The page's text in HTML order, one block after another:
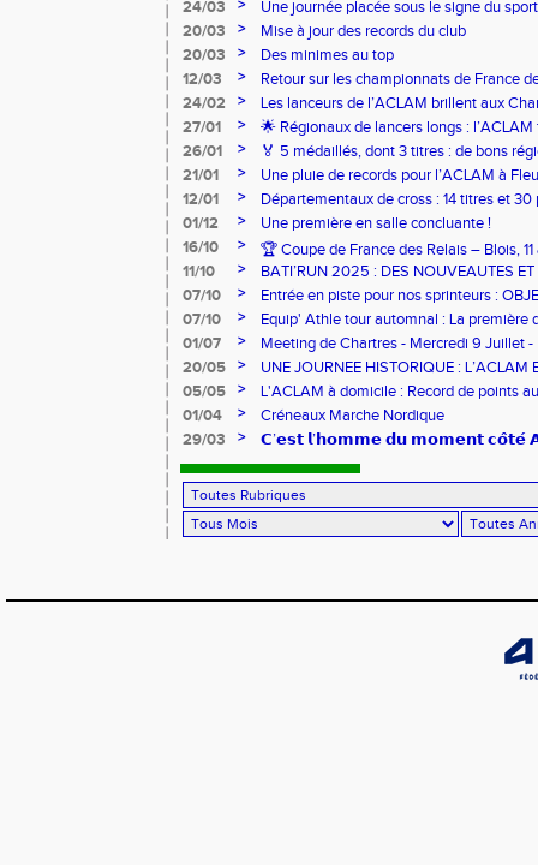
24/03
>
Une journée placée sous le signe du
20/03
>
Mise à jour des records du club
20/03
>
Des minimes au top
12/03
>
Retour sur les championnats de France
24/02
>
Les lanceurs de l’ACLAM brillent aux
Lancers Longs à Nice
27/01 >
🌟 Régionaux de lancers longs :
sur-Loire
26/01 >
🏅 5 médaillés, dont 3 titres : de bons
pour l’Aclam !
21/01 >
Une pluie de records pour l’ACLAM à
12/01
>
Départementaux de cross : 14 titres et 30
01/12
>
Une première en salle concluante !
16/10
>
🏆 Coupe de France des Relais – Blois,
11/10
>
BATI’RUN 2025 : DES NOUVEAUTES
07/10
>
Entrée en piste pour nos sprinteurs :
FRANCE !
07/10 >
Equip' Athle tour automnal : La première
jeunes !
01/07 >
Meeting de Chartres - Mercredi 9 Juillet
20/05
>
UNE JOURNEE HISTORIQUE : L’ACLAM
05/05
>
L'ACLAM à domicile : Record de points
01/04
>
Créneaux Marche Nordique
29/03
> 𝗖’𝗲𝘀𝘁 𝗹’𝗵𝗼𝗺𝗺𝗲 𝗱𝘂 𝗺𝗼𝗺𝗲𝗻𝘁 𝗰𝗼̂𝘁𝗲́